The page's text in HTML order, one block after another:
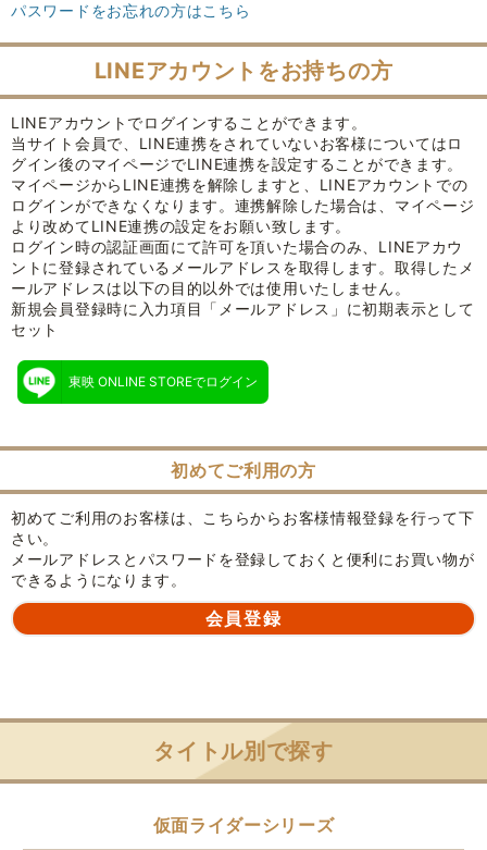
パスワードをお忘れの方はこちら
LINEアカウントをお持ちの方
LINEアカウントでログインすることができます。
当サイト会員で、LINE連携をされていないお客様についてはロ
グイン後のマイページでLINE連携を設定することができます。
マイページからLINE連携を解除しますと、LINEアカウントでの
ログインができなくなります。連携解除した場合は、マイページ
より改めてLINE連携の設定をお願い致します。
ログイン時の認証画面にて許可を頂いた場合のみ、LINEアカウ
ントに登録されているメールアドレスを取得します。取得したメ
ールアドレスは以下の目的以外では使用いたしません。
新規会員登録時に入力項目「メールアドレス」に初期表示として
セット
東映 ONLINE STOREでログイン
初めてご利用の方
初めてご利用のお客様は、こちらからお客様情報登録を行って下
さい。
メールアドレスとパスワードを登録しておくと便利にお買い物が
できるようになります。
タイトル別で探す
仮面ライダーシリーズ